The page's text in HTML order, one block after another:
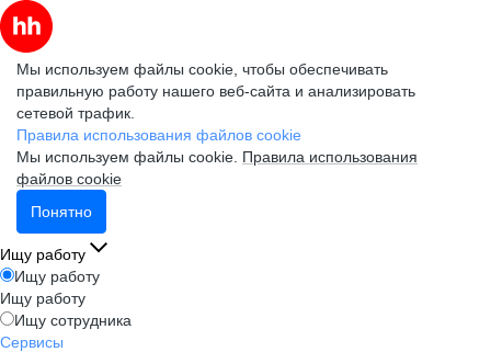
Мы используем файлы cookie, чтобы обеспечивать
правильную работу нашего веб-сайта и анализировать
сетевой трафик.
Правила использования файлов cookie
Мы используем файлы cookie. Правила использования
файлов cookie
Понятно
Ищу работу
Ищу работу
Ищу работу
Ищу сотрудника
Сервисы